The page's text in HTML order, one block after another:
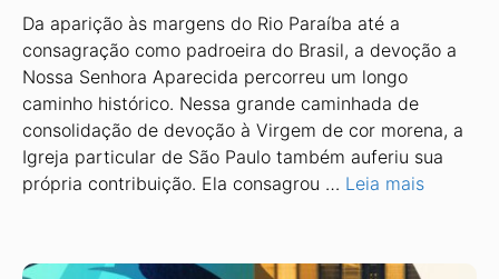
Da aparição às margens do Rio Paraíba até a
consagração como padroeira do Brasil, a devoção a
Nossa Senhora Aparecida percorreu um longo
caminho histórico. Nessa grande caminhada de
consolidação de devoção à Virgem de cor morena, a
Igreja particular de São Paulo também auferiu sua
própria contribuição. Ela consagrou … Leia mais